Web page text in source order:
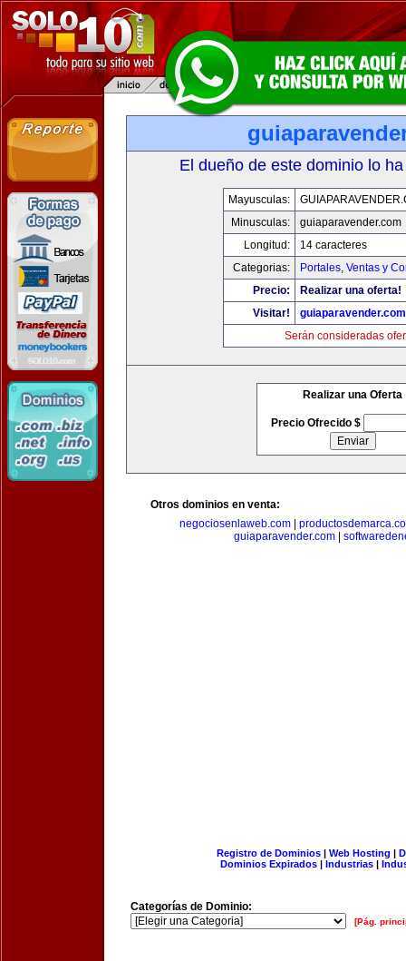
El dueño de este dominio lo
Mayusculas:
Minusculas:
guiaparavender.com
Longitud:
14 caracteres
Categorias:
Portales, Ventas y
Precio:
Realizar una oferta!
Visitar!
guiaparavender.com
Serán consideradas
Realizar una Oferta
Precio Ofrecido $
Otros dominios en venta:
negociosenlaweb.com
guiaparavender.com|
Registro de Dominios| Web Hosting |
Dominios Expirados | Industrias |
Categorías de Dominio:
[Pág.